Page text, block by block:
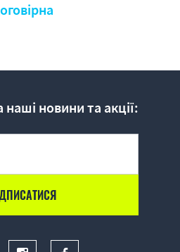
наші новини та акції: